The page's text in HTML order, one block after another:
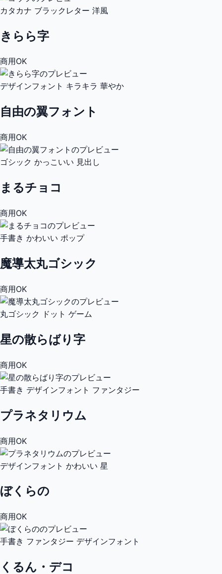
カタカナ ブラックレター 洋風
きらら字
商用OK
デザインフォント キラキラ 華やか
自由の翼フォント
商用OK
ゴシック かっこいい 見出し
まるチョコ
商用OK
手書き かわいい ポップ
魔導太丸ゴシック
商用OK
丸ゴシック ドット ゲーム
星の散らばり字
商用OK
手書き デザインフォント ファンタジー
プラネタリウム
商用OK
デザインフォント かわいい 星
ぼくらの
商用OK
手書き ファンタジー デザインフォント
くるん・デコ